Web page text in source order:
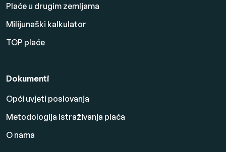
Plaće u drugim zemljama
Milijunaški kalkulator
TOP plaće
Dokumenti
Opći uvjeti poslovanja
Metodologija istraživanja plaća
O nama